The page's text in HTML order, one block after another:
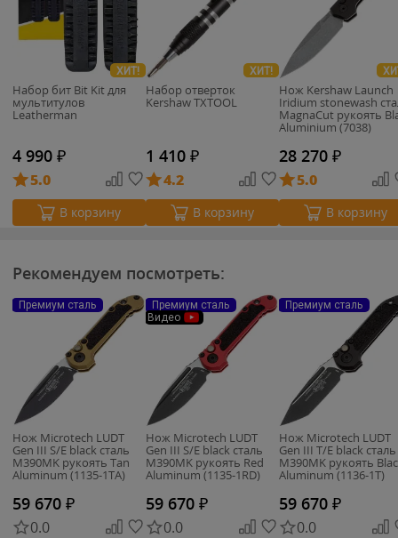
ХИТ!
Набор бит Bit Kit для
мультитулов
Leatherman
4 990 ₽
5.0
В корзину
ХИТ!
Набор отверток
Kershaw TXTOOL
1 410 ₽
4.2
В корзину
Нож Kershaw Launch
Iridium stonewash
MagnaCut рукоять
Aluminium (7038)
28 270 ₽
5.0
В корзину
Рекомендуем посмотреть:
Премиум сталь
Нож Microtech LUDT
Gen III S/E black сталь
M390MK рукоять Tan
Aluminum (1135-1TA)
59 670 ₽
0.0
Премиум сталь
Видео
Нож Microtech LUDT
Gen III S/E black сталь
M390MK рукоять Red
Aluminum (1135-1RD)
59 670 ₽
0.0
Премиум сталь
Нож Microtech LUDT
Gen III T/E black сталь
M390MK рукоять
Aluminum (1136-1T)
59 670 ₽
0.0